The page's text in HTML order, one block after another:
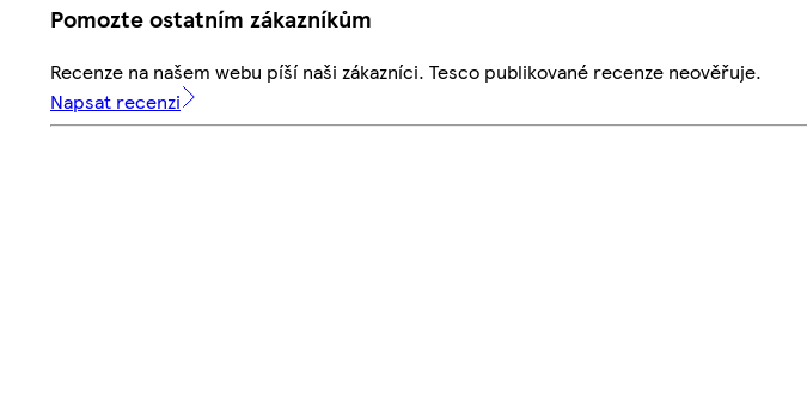
Pomozte ostatním zákazníkům
Recenze na našem webu píší naši zákazníci. Tesco publikované recenze neověřuje.
Napsat recenzi